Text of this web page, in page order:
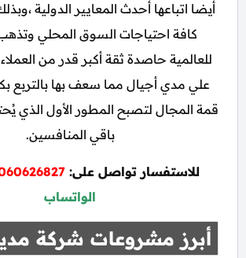
أيضا اتباعها أحدث المعايير الدولية
كافة احتياجات السوق المحلي وتذهب
للعالمية حاصدة ثقة أكبر قدر من
علي مدي أجيال مما سعف بها بالتربع
قمة المجال لتصبح المطور الأول الذي
باقي المنافسين.
للاستفسار تواصل على:
الواتساب
أبرز مشروعات شركة